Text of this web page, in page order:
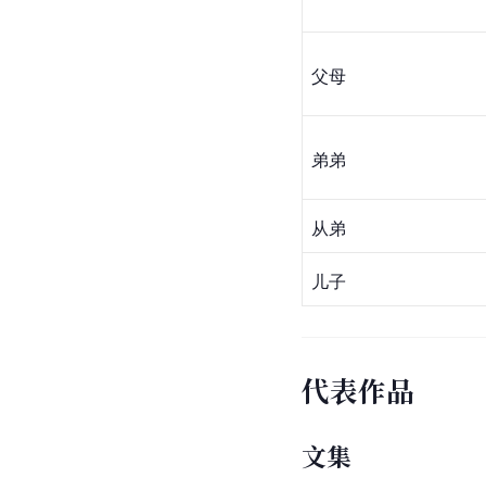
父母
弟弟
从弟
儿子
代表作品
文集